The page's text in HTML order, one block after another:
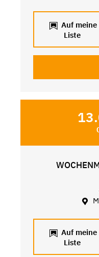
Auf meine
Liste
Auf meine
Liste